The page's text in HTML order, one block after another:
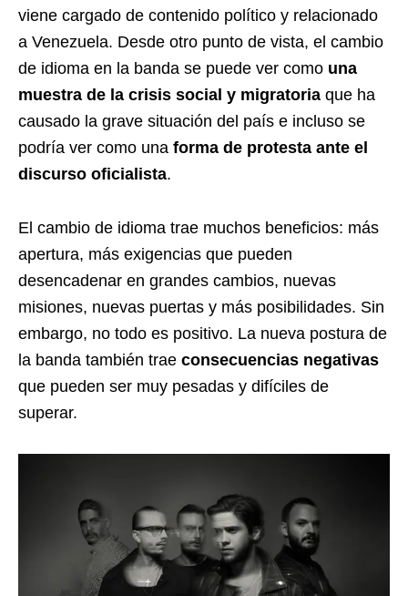
viene cargado de contenido político y relacionado
a Venezuela. Desde otro punto de vista, el cambio
de idioma en la banda se puede ver como una
muestra de la crisis social y migratoria que ha
causado la grave situación del país e incluso se
podría ver como una forma de protesta ante el
discurso oficialista.
El cambio de idioma trae muchos beneficios: más
apertura, más exigencias que pueden
desencadenar en grandes cambios, nuevas
misiones, nuevas puertas y más posibilidades. Sin
embargo, no todo es positivo. La nueva postura de
la banda también trae consecuencias negativas
que pueden ser muy pesadas y difíciles de
superar.